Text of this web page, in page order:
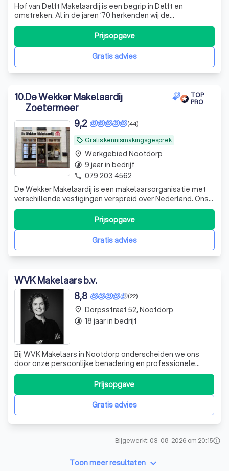
Hof van Delft Makelaardij is een begrip in Delft en
omstreken. Al in de jaren ’70 herkenden wij de
groeipotentie van de stad Delft en besloten in 1980 een
eigen makelaarskantoor te starten. Een uitstekend idee.
Gedegen kennis van en jarenlange ervaring in de
onroerend goed markt heeft Hof van Delft
Gratis advies
Prijsopgave
10.De Wekker Makelaardij
Zoetermeer
TOP
PRO
local_offer Gratis kennismakingsgesprek
(44)
9,2
De Wekker Makelaardij is een makelaarsorganisatie met
verschillende vestigingen verspreid over Nederland. Ons
hoofdkantoor is gevestigd in Leiden, maar sinds april 2017
heeft De Wekker zijn vleugels ook uitgeslagen in
Zoetermeer. Al onze kantoren werken met een jong,
dynamisch en deskundig team van
Gratis advies
Prijsopgave
place Werkgebied Nootdorp
timelapse 9 jaar in bedrijf
phone 079 203 4562
WVK Makelaars b.v.
(22)
8,8
Bij WVK Makelaars in Nootdorp onderscheiden we ons
door onze persoonlijke benadering en professionele
expertise. Sinds 2007 zijn we actief in de regio en hebben
we ons gespecialiseerd in zowel bestaande bouw als
grootschalige nieuwbouwprojecten. Ons team van
deskundige NVM-makelaars en taxateurs sta
Gratis advies
Prijsopgave
place Dorpsstraat 52, Nootdorp
timelapse 18 jaar in bedrijf
Bijgewerkt: 03-08-2026 om 20:15info
Toon meer resultaten keyboard_arrow_down